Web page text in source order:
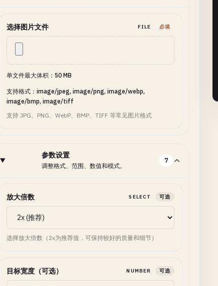
选择图片文件 FILE 必填
单文件最大体积：50 MB
支持格式：image/jpeg, image/png, image/webp,
image/bmp, image/tiff
支持 JPG、PNG、WebP、BMP、TIFF 等常见图片格式
参数设置
调整格式、范围、数值和模式。
7
放大倍数 SELECT 可选
选择放大倍数（2x为推荐值，可保持较好的质量和细节）
目标宽度（可选） NUMBER 可选